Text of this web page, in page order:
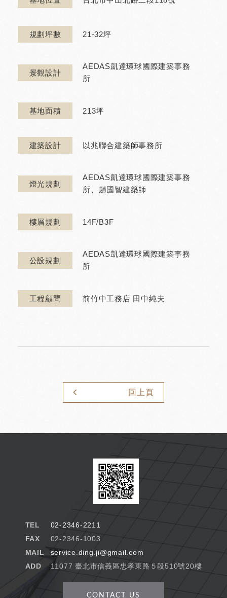
規劃坪數 21-32坪
景觀設計
AEDAS凱達環球國際建築事務
所
基地面積 213坪
建築設計 以兆聯合建築師事務所
燈光規劃
AEDAS凱達環球國際建築事務
所、趙國智建築師
樓層規劃 14F/B3F
公設規劃
AEDAS凱達環球國際建築事務
所
工程顧問 前竹中工務店 田中純夫
回上頁
TEL
02-2346-2211
FAX
02-2346-1003
MAIL
service.ding.ji@gmail.com
ADD
11077 臺北市信義區忠孝東路５段510號20樓
CONTACT US